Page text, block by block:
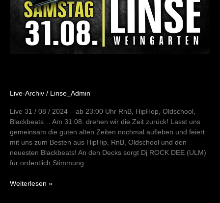
Live-Archiv / Linse_Admin
Live 31 / 08 / 2024 – ab 23:00 Uhr RnB, HipHop, Oldschool,
Blackbeats… Am 31.08. drehen wir die Zeit zurück! Lasst uns
gemeinsam die guten alten Zeiten nochmal aufleben und feiert
mit uns zum Besten aus HipHip, RnB, Oldschool und den
neuesten Blackbeats! An den Decks sorgt Dj ROCK DEE (ULM)
für ordentlich Stimmung
Weiterlesen »